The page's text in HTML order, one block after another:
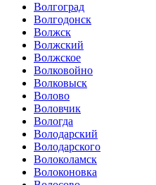
Волгоград
Волгодонск
Волжск
Волжский
Волжское
Волковойно
Волковыск
Волово
Воловчик
Вологда
Володарский
Володарского
Волоколамск
Волоконовка